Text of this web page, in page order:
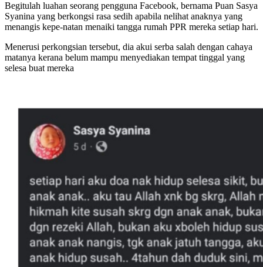
Begitulah luahan seorang pengguna Facebook, bernama Puan Sasya
Syanina yang berkongsi rasa sedih apabila nelihat anaknya yang
menangis kepe-natan menaiki tangga rumah PPR mereka setiap hari.
Menerusi perkongsian tersebut, dia akui serba salah dengan cahaya
matanya kerana belum mampu menyediakan tempat tinggal yang
selesa buat mereka